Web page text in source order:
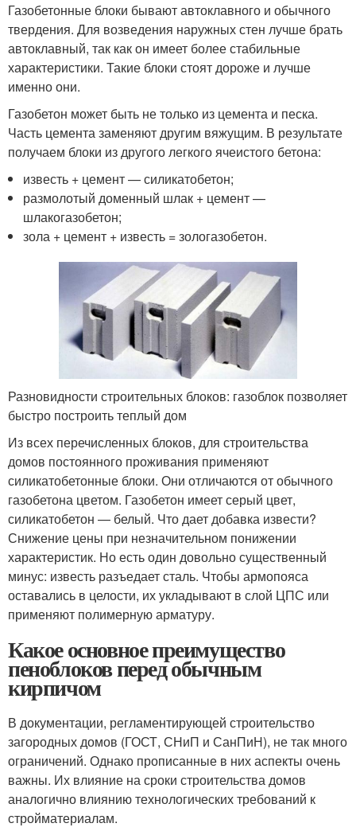
Газобетонные блоки бывают автоклавного и обычного
твердения. Для возведения наружных стен лучше брать
автоклавный, так как он имеет более стабильные
характеристики. Такие блоки стоят дороже и лучше
именно они.
Газобетон может быть не только из цемента и песка.
Часть цемента заменяют другим вяжущим. В результате
получаем блоки из другого легкого ячеистого бетона:
известь + цемент — силикатобетон;
размолотый доменный шлак + цемент —
шлакогазобетон;
зола + цемент + известь = зологазобетон.
Разновидности строительных блоков: газоблок позволяет
быстро построить теплый дом
Из всех перечисленных блоков, для строительства
домов постоянного проживания применяют
силикатобетонные блоки. Они отличаются от обычного
газобетона цветом. Газобетон имеет серый цвет,
силикатобетон — белый. Что дает добавка извести?
Снижение цены при незначительном понижении
характеристик. Но есть один довольно существенный
минус: известь разъедает сталь. Чтобы армопояса
оставались в целости, их укладывают в слой ЦПС или
применяют полимерную арматуру.
Какое основное преимущество
пеноблоков перед обычным
кирпичом
В документации, регламентирующей строительство
загородных домов (ГОСТ, СНиП и СанПиН), не так много
ограничений. Однако прописанные в них аспекты очень
важны. Их влияние на сроки строительства домов
аналогично влиянию технологических требований к
стройматериалам.